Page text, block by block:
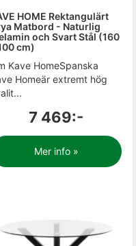
HOME Rektangulärt
Matbord - Naturlig
och Svart Stål (160
cm)
Kave HomeSpanska
Homeär extremt hög
7 469:-
Mer info »